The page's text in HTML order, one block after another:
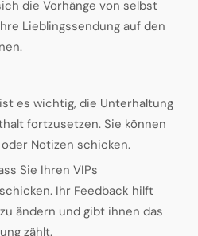
die Vorhänge von selbst
Lieblingssendung auf den
es wichtig, die Unterhaltung
fortzusetzen. Sie können
Notizen schicken.
Sie Ihren VIPs
Ihr Feedback hilft
ändern und gibt ihnen das
zählt.